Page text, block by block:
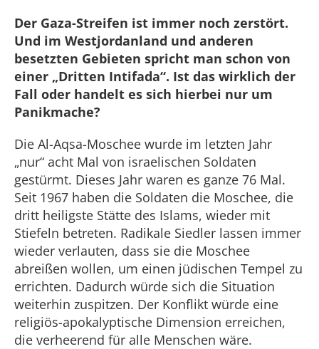
Der Gaza-Streifen ist immer noch zerstört.
Und im Westjordanland und anderen
besetzten Gebieten spricht man schon von
einer „Dritten Intifada“. Ist das wirklich der
Fall oder handelt es sich hierbei nur um
Panikmache?
Die Al-Aqsa-Moschee wurde im letzten Jahr
„nur“ acht Mal von israelischen Soldaten
gestürmt. Dieses Jahr waren es ganze 76 Mal.
Seit 1967 haben die Soldaten die Moschee, die
dritt heiligste Stätte des Islams, wieder mit
Stiefeln betreten. Radikale Siedler lassen immer
wieder verlauten, dass sie die Moschee
abreißen wollen, um einen jüdischen Tempel zu
errichten. Dadurch würde sich die Situation
weiterhin zuspitzen. Der Konflikt würde eine
religiös-apokalyptische Dimension erreichen,
die verheerend für alle Menschen wäre.